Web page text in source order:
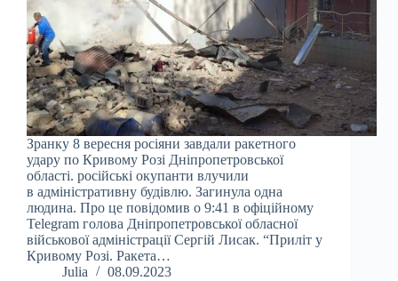
Зранку 8 вересня росіяни завдали ракетного
удару по Кривому Розі Дніпропетровської
області. російські окупанти влучили
в адміністративну будівлю. Загинула одна
людина. Про це повідомив о 9:41 в офіційному
Telegram голова Дніпропетровської обласної
військової адміністрації Сергій Лисак. “Приліт у
Кривому Розі. Ракета…
Julia
08.09.2023